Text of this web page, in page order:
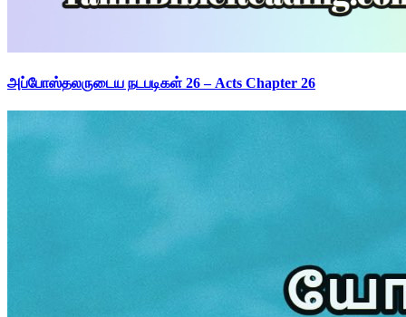
அப்போஸ்தலருடைய நடபடிகள் 26 – Acts Chapter 26